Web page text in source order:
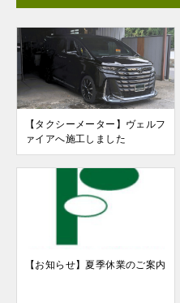
【タクシーメーター】ヴェルフ
ァイアへ施工しました
【お知らせ】夏季休業のご案内